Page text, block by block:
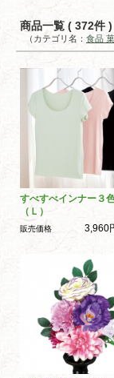
商品一覧 ( 372件 )
（カテゴリ名： 食品
すべすべインナー３
（Ｌ）
販売価格 3,960